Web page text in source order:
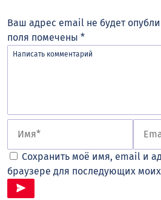
Ваш адрес email не будет
поля помечены *
Сохранить моё имя, email и
браузере для последующих